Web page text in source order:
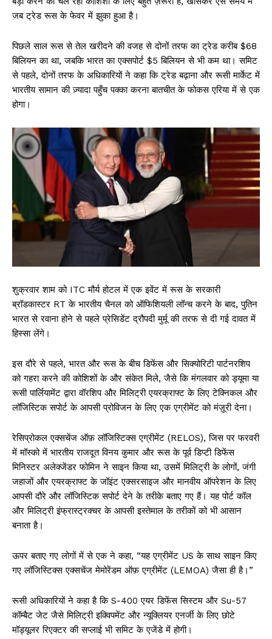
जब ट्रेड रूस के फेवर में झुका हुआ है।
पिछले साल रूस से तेल खरीदने की वजह से दोनों तरफ का ट्रेड करीब $68
बिलियन का था, जबकि भारत का एक्सपोर्ट $5 बिलियन से भी कम था। समिट
से पहले, दोनों तरफ के अधिकारियों ने कहा कि ट्रेड बढ़ाना और रूसी मार्केट में
भारतीय सामान की ज़्यादा पहुँच पक्का करना बातचीत के फोकस एरिया में से एक
होगा।
शुक्रवार शाम को ITC मौर्य होटल में एक इवेंट में रूस के सरकारी
ब्रॉडकास्टर RT के भारतीय चैनल को ऑफिशियली लॉन्च करने के बाद, पुतिन
भारत से रवाना होने से पहले प्रेसिडेंट द्रौपदी मुर्मू की तरफ से दी गई दावत में
हिस्सा लेंगे।
इस दौरे से पहले, भारत और रूस के बीच डिफेंस और सिक्योरिटी पार्टनरशिप
को गहरा करने की कोशिशों के और संकेत मिले, जैसे कि मंगलवार को ड्यूमा या
रूसी पार्लियामेंट द्वारा वॉरशिप और मिलिट्री एयरक्राफ्ट के लिए टेक्निकल और
लॉजिस्टिक सपोर्ट के आपसी प्रोविजन के लिए एक एग्रीमेंट को मंज़ूरी देना।
रेसिप्रोकल एक्सचेंज ऑफ़ लॉजिस्टिक्स एग्रीमेंट (RELOS), जिस पर फरवरी
में मॉस्को में भारतीय राजदूत विनय कुमार और रूस के पूर्व डिप्टी डिफेंस
मिनिस्टर अलेक्जेंडर फोमिन ने साइन किया था, उसमें मिलिट्री के लोगों, जंगी
जहाजों और एयरक्राफ्ट के जॉइंट एक्सरसाइज और मानवीय ऑपरेशन के लिए
आपसी दौरे और लॉजिस्टिक सपोर्ट देने के तरीके बताए गए हैं। यह पोर्ट कॉल
और मिलिट्री इंफ्रास्ट्रक्चर के आपसी इस्तेमाल के तरीकों को भी आसान
बनाता है।
ऊपर बताए गए लोगों में से एक ने कहा, “यह एग्रीमेंट US के साथ साइन किए
गए लॉजिस्टिक्स एक्सचेंज मेमोरेंडम ऑफ़ एग्रीमेंट (LEMOA) जैसा ही है।”
रूसी अधिकारियों ने कहा है कि S-400 एयर डिफेंस सिस्टम और Su-57
कॉम्बैट जेट जैसे मिलिट्री इक्विपमेंट और न्यूक्लियर एनर्जी के लिए छोटे
मॉड्यूलर रिएक्टर की सप्लाई भी समिट के एजेंडे में होगी।